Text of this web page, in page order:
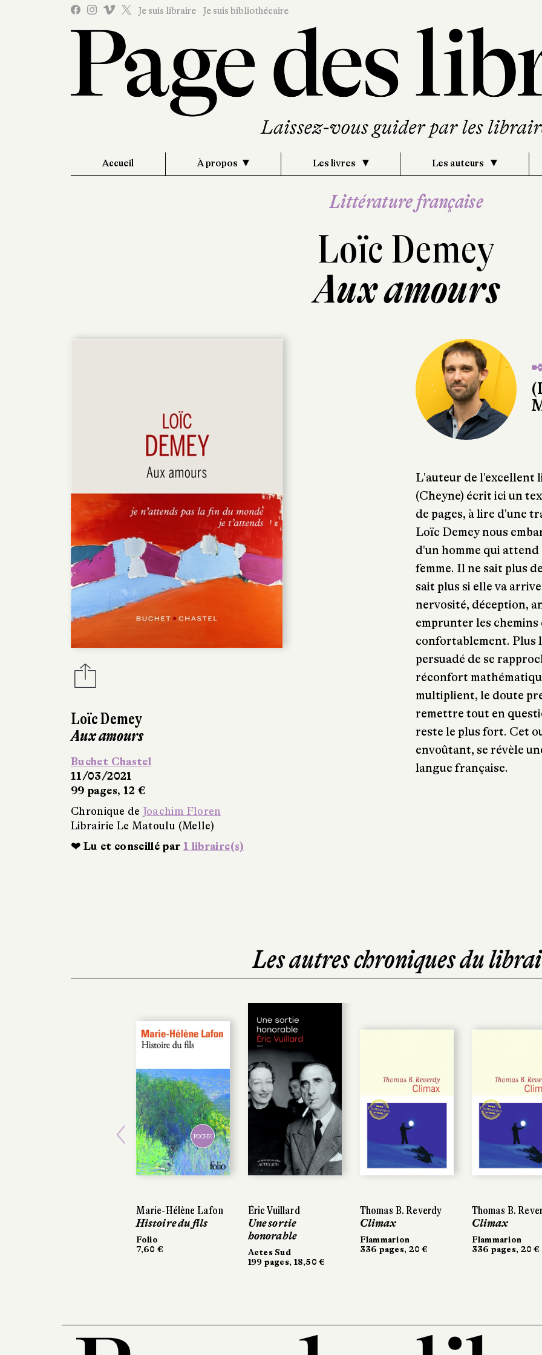
Je suis libraire Je suis bibliothécaire
Accueil À propos Les livres Les auteurs
Littérature française
Loïc Demey
Aux amours
Loïc Demey
Aux amours
Buchet Chastel
11/03/2021
99 pages, 12 €
Chronique de Joachim Floren
Librairie Le Matoulu (Melle)
❤ Lu et conseillé par 1 libraire(s)
L'auteur de l'excellent
(Cheyne) écrit ici un
de pages, à lire d'une
Loïc Demey nous
d'un homme qui
femme. Il ne sait plus
sait plus si elle va
nervosité, déception,
emprunter les
confortablement. Plus
persuadé de se
réconfort
multiplient, le doute
remettre tout en
reste le plus fort. Cet
envoûtant, se révèle
langue française.
Les autres chroniques du
POCHE
Marie-Hélène Lafon
Histoire du fils
Folio
7,60 €
Éric Vuillard
Une sortie
honorable
Actes Sud
199 pages, 18,50 €
Thomas B. Reverdy
Climax
Flammarion
336 pages, 20 €
Thomas B.
Climax
Flammarion
336 pages, 20 €
Éric Vuillard
Une sortie
honorable
Actes Sud
199 pages, 18,50 €
Thomas B. Reverdy
Climax
Flammarion
336 pages, 20 €
Thomas B.
Climax
Flammarion
336 pages, 20 €
Previous